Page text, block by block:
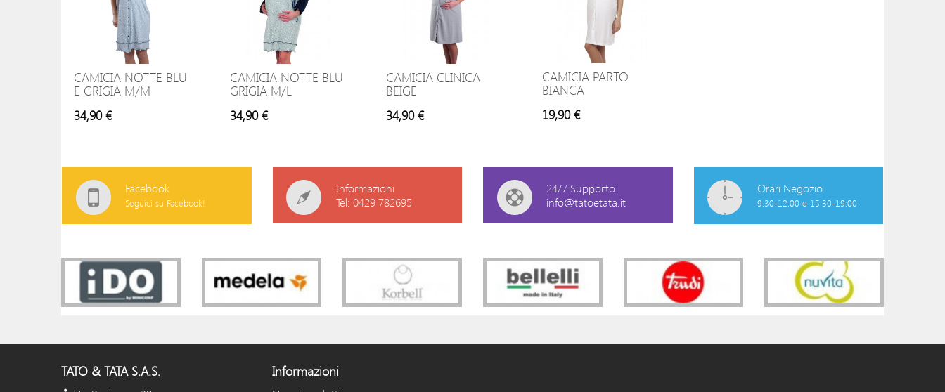
CAMICIA NOTTE BLU
E GRIGIA M/M
34,90 €
CAMICIA NOTTE BLU
GRIGIA M/L
34,90 €
CAMICIA CLINICA
BEIGE
34,90 €
CAMICIA PARTO
BIANCA
19,90 €
Facebook
Seguici su Facebook!
Informazioni
Tel: 0429 782695
24/7 Supporto
info@tatoetata.it
Orari Negozio
9:30-12:00 e 15:30-19:00
TATO & TATA S.A.S. Informazioni